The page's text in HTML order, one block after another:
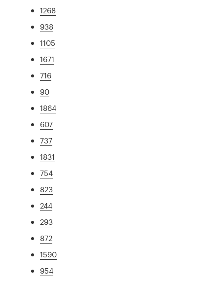
1268
938
1105
1671
716
90
1864
607
737
1831
754
823
244
293
872
1590
954